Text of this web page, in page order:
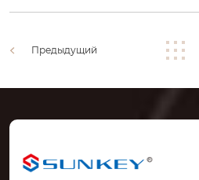
Предыдущий